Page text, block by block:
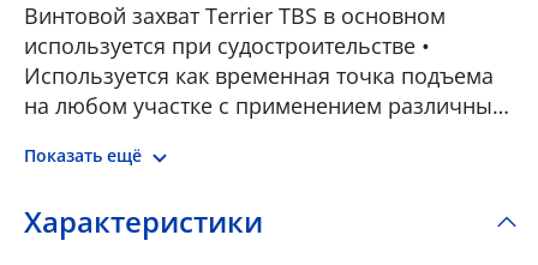
Винтовой захват Terrier TBS в основном
используется при судостроительстве •
Используется как временная точка подъема
на любом участке с применением различных
автоматически фиксируется • Конец
кулачком, обеспечивающий крепкую силу
Показать ещё
Характеристики